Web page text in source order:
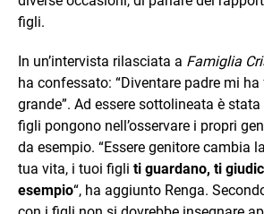
figli.
In un’intervista rilasciata a Famiglia
ha confessato: “Diventare padre mi
grande”. Ad essere sottolineata è stata
figli pongono nell’osservare i propri
da esempio. “Essere genitore cambia
tua vita, i tuoi figli ti guardano, ti
esempio“, ha aggiunto Renga.